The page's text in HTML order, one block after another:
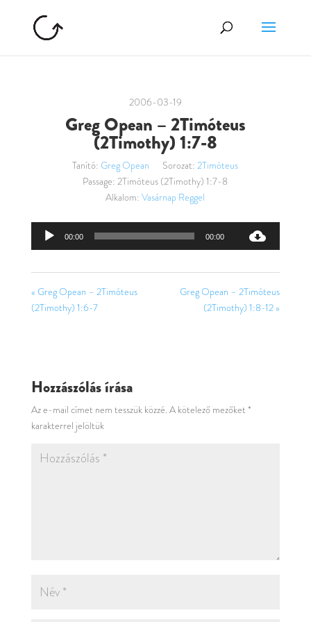
2006-03-19
Greg Opean – 2Timóteus
(2Timothy) 1:7-8
Tanító: Greg Opean Sorozat: 2Timóteus
Passage: 2Timóteus (2Timothy) 1:7-8
Alkalom: Vasárnap Reggel
Audió
00:00 00:00
« Greg Opean – 2Timóteus
(2Timothy) 1:6-7
Greg Opean – 2Timóteus
(2Timothy) 1:8-12 »
Hozzászólás írása
Az e-mail címet nem tesszük közzé. A kötelező mezőket *
karakterrel jelöltük